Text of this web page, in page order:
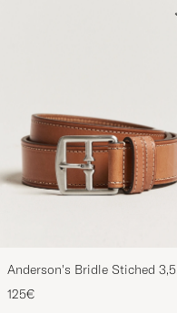
Anderson's Bridle Stiched 3,5
cm Leather Belt Tan
125€